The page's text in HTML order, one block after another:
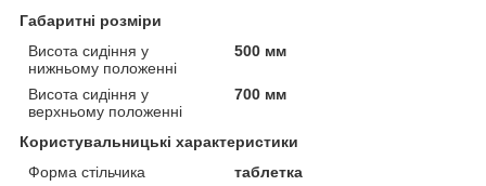
Габаритні розміри
Висота сидіння у
нижньому положенні
500 мм
Висота сидіння у
верхньому положенні
700 мм
Користувальницькі характеристики
Форма стільчика
таблетка